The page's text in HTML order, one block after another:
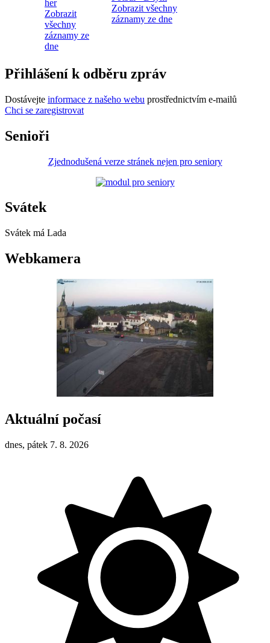
her
Zobrazit
všechny
záznamy ze
dne
Zobrazit všechny
záznamy ze dne
Přihlášení k odběru zpráv
Dostávejte informace z našeho webu prostřednictvím e-mailů
Chci se zaregistrovat
Senioři
Zjednodušená verze stránek nejen pro seniory
Svátek
Svátek má Lada
Webkamera
Aktuální počasí
dnes, pátek 7. 8. 2026